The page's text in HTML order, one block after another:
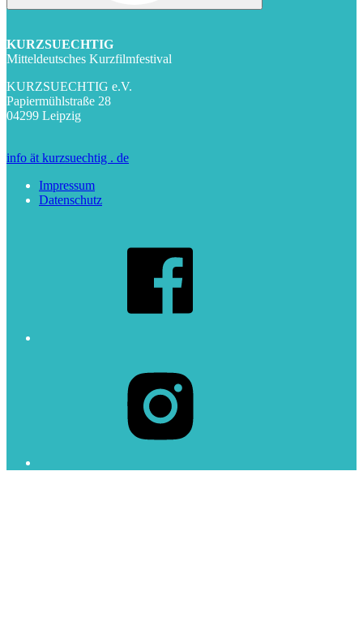
KURZSUECHTIG
Mitteldeutsches Kurzfilmfestival
KURZSUECHTIG e.V.
Papiermühlstraße 28
04299 Leipzig
info ät kurzsuechtig . de
Impressum
Datenschutz